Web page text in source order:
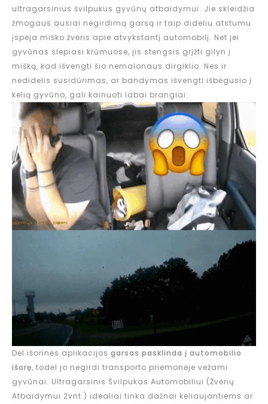
ultragarsinius švilpukus gyvūnų atbaidymui. Jie skleidžia
žmogaus ausiai negirdimą garsą ir taip dideliu atstumu
įspėja miško žvėris apie atvykstantį automobilį. Net jei
gyvūnas slepiasi krūmuose, jis stengsis grįžti gilyn į
mišką, kad išvengti šio nemalonaus dirgiklio. Nes ir
nedidelis susidūrimas, ar bandymas išvengti išbėgusio į
kelią gyvūno, gali kainuoti labai brangiai.
Dėl išorinės aplikacijos garsas pasklinda į automobilio
išorę, todėl jo negirdi transporto priemonėje vežami
gyvūnai. Ultragarsinis Švilpukas Automobiliui (Žvėrių
Atbaidymui 2vnt.) idealiai tinka dažnai keliaujantiems ar